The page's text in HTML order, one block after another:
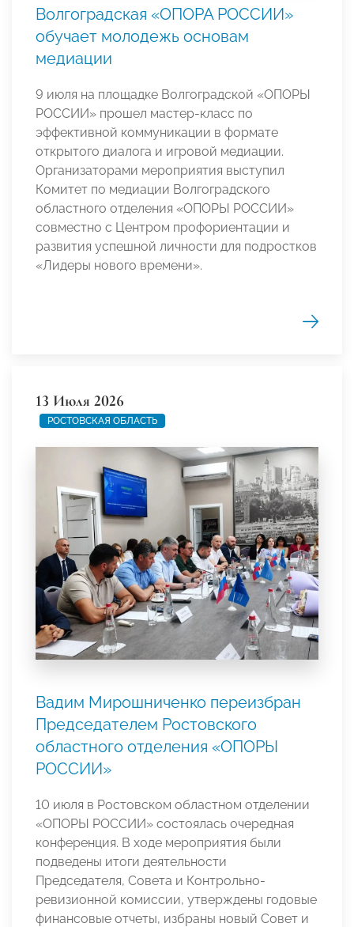
Волгоградская «ОПОРА РОССИИ»
обучает молодежь основам
медиации
9 июля на площадке Волгоградской «ОПОРЫ
РОССИИ» прошел мастер-класс по
эффективной коммуникации в формате
открытого диалога и игровой медиации.
Организаторами мероприятия выступил
Комитет по медиации Волгоградского
областного отделения «ОПОРЫ РОССИИ»
совместно с Центром профориентации и
развития успешной личности для подростков
«Лидеры нового времени».
13 Июля 2026
РОСТОВСКАЯ ОБЛАСТЬ
Вадим Мирошниченко переизбран
Председателем Ростовского
областного отделения «ОПОРЫ
РОССИИ»
10 июля в Ростовском областном отделении
«ОПОРЫ РОССИИ» состоялась очередная
конференция. В ходе мероприятия были
подведены итоги деятельности
Председателя, Совета и Контрольно-
ревизионной комиссии, утверждены годовые
финансовые отчеты, избраны новый Совет и